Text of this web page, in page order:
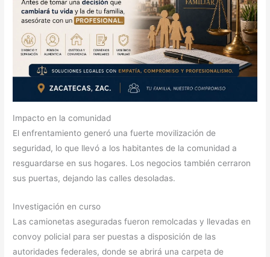
Impacto en la comunidad
El enfrentamiento generó una fuerte movilización de
seguridad, lo que llevó a los habitantes de la comunidad a
resguardarse en sus hogares. Los negocios también cerraron
sus puertas, dejando las calles desoladas.
Investigación en curso
Las camionetas aseguradas fueron remolcadas y llevadas en
convoy policial para ser puestas a disposición de las
autoridades federales, donde se abrirá una carpeta de